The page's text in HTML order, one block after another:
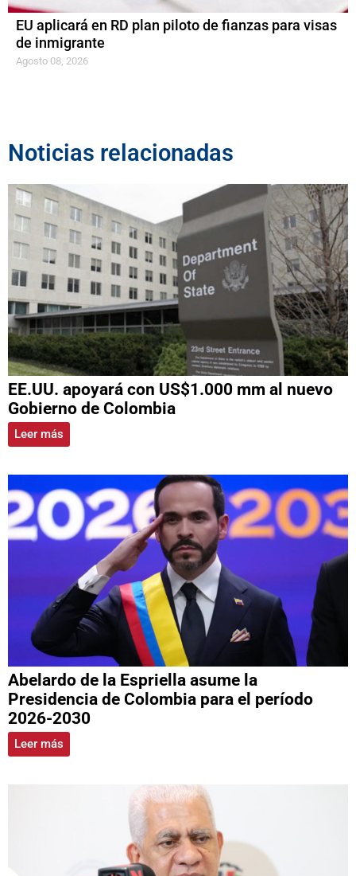
EU aplicará en RD plan piloto de fianzas para visas
de inmigrante
Agosto 08, 2026
Noticias relacionadas
EE.UU. apoyará con US$1.000 mm al nuevo
Gobierno de Colombia
Leer más
Abelardo de la Espriella asume la
Presidencia de Colombia para el período
2026-2030
Leer más